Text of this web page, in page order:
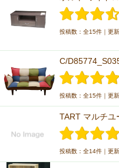
投稿数：全15件｜更
C/
投稿数：全15件｜更
TART マルチユ
投稿数：全14件｜更